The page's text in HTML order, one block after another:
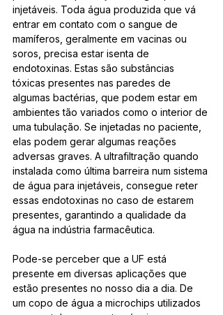
injetáveis. Toda água produzida que vá
entrar em contato com o sangue de
mamíferos, geralmente em vacinas ou
soros, precisa estar isenta de
endotoxinas. Estas são substâncias
tóxicas presentes nas paredes de
algumas bactérias, que podem estar em
ambientes tão variados como o interior de
uma tubulação. Se injetadas no paciente,
elas podem gerar algumas reações
adversas graves. A ultrafiltração quando
instalada como última barreira num sistema
de água para injetáveis, consegue reter
essas endotoxinas no caso de estarem
presentes, garantindo a qualidade da
água na indústria farmacêutica.
Pode-se perceber que a UF está
presente em diversas aplicações que
estão presentes no nosso dia a dia. De
um copo de água a microchips utilizados